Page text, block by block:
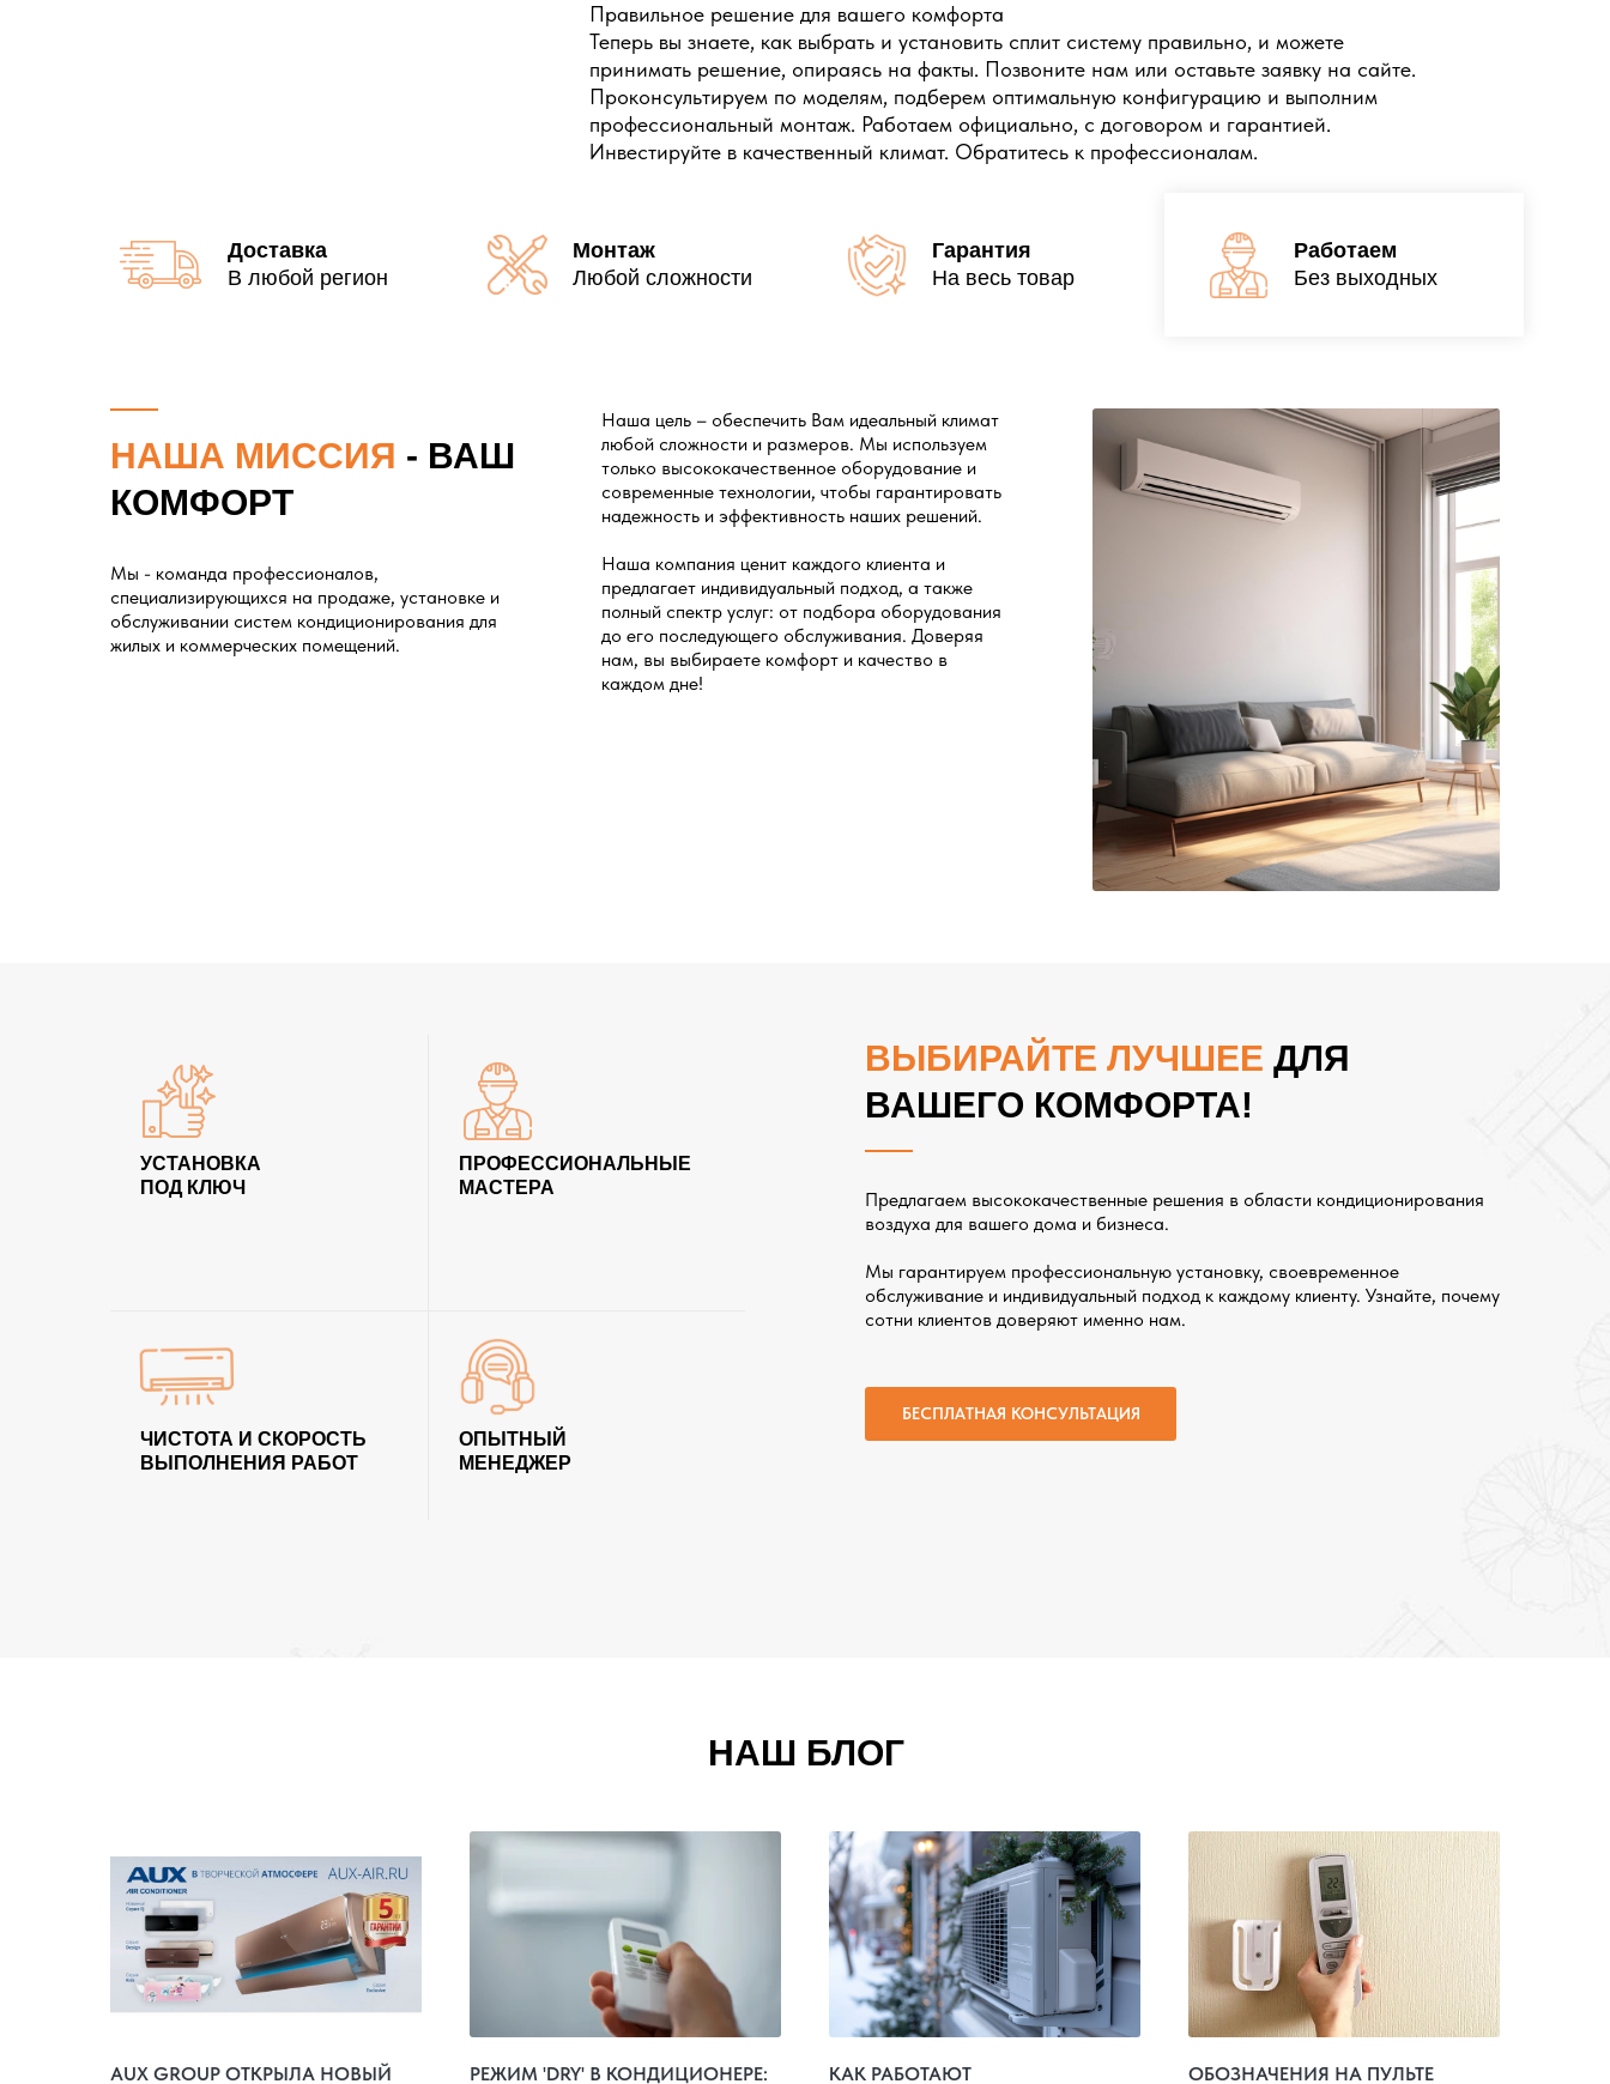
Правильное решение для вашего комфорта
Теперь вы знаете, как выбрать и установить сплит систему правильно, и можете
принимать решение, опираясь на факты. Позвоните нам или оставьте заявку на сайте.
Проконсультируем по моделям, подберем оптимальную конфигурацию и выполним
профессиональный монтаж. Работаем официально, с договором и гарантией.
Инвестируйте в качественный климат. Обратитесь к профессионалам.
Доставка
В любой регион
Монтаж
Любой сложности
Гарантия
На весь товар
Работаем
Без выходных
НАША МИССИЯ - ВАШ
КОМФОРТ
Мы - команда профессионалов,
специализирующихся на продаже, установке и
обслуживании систем кондиционирования для
жилых и коммерческих помещений.
Наша цель – обеспечить Вам идеальный климат
любой сложности и размеров. Мы используем
только высококачественное оборудование и
современные технологии, чтобы гарантировать
надежность и эффективность наших решений.
Наша компания ценит каждого клиента и
предлагает индивидуальный подход, а также
полный спектр услуг: от подбора оборудования
до его последующего обслуживания. Доверяя
нам, вы выбираете комфорт и качество в
каждом дне!
ВЫБИРАЙТЕ ЛУЧШЕЕ ДЛЯ
ВАШЕГО КОМФОРТА!
Предлагаем высококачественные решения в области кондиционирования
воздуха для вашего дома и бизнеса.
Мы гарантируем профессиональную установку, своевременное
обслуживание и индивидуальный подход к каждому клиенту. Узнайте, почему
сотни клиентов доверяют именно нам.
БЕСПЛАТНАЯ КОНСУЛЬТАЦИЯ
УСТАНОВКА
ПОД КЛЮЧ
ПРОФЕССИОНАЛЬНЫЕ
МАСТЕРА
ОПЫТНЫЙ
МЕНЕДЖЕР
ЧИСТОТА И СКОРОСТЬ
ВЫПОЛНЕНИЯ РАБОТ
НАШ БЛОГ
AUX GROUP ОТКРЫЛА НОВЫЙ РЕЖИМ 'DRY' В КОНДИЦИОНЕРЕ: КАК РАБОТАЮТ ОБОЗНАЧЕНИЯ НА ПУЛЬТЕ